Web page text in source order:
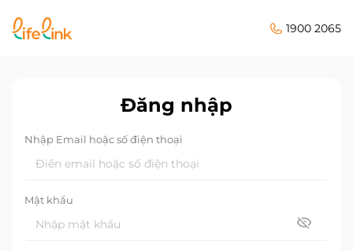
1900 2065
Đăng nhập
Nhập Email hoặc số điện thoại
Mật khẩu